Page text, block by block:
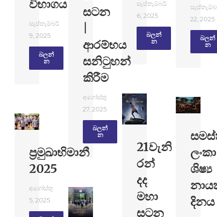
22, 2025
බලන්​
න
විභාගය
සැප්තැම්බර්
9, 2025
බලන්​
න
සැප්තැම්බර්
6, 2025
බලන්​
න
සටන
ආරම්භය
සනිටුහන්
කිරීම
අගෝස්තු
27, 2025
බලන්​
න
21වැනි
රන්
දද
මහා
සටන
ලංකා
ශිෂ්‍ය
දිනය
ප්‍රමුඛාභිමානී
2025
අගෝස්තු
5, 2025